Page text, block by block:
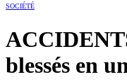
SOCIÉTÉ
blessés en